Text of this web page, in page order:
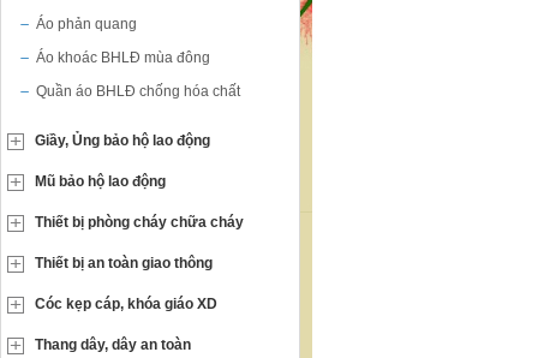
Áo phản quang
Áo khoác BHLĐ mùa đông
Quần áo BHLĐ chống hóa chất
Giầy, Ủng bảo hộ lao động
Mũ bảo hộ lao động
Thiết bị phòng cháy chữa cháy
Thiết bị an toàn giao thông
Cóc kẹp cáp, khóa giáo XD
Thang dây, dây an toàn